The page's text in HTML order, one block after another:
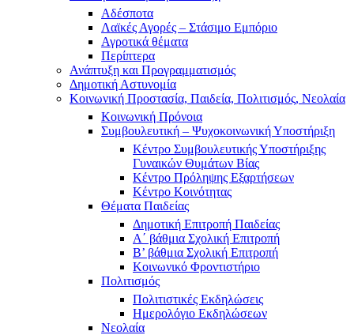
Αδέσποτα
Λαϊκές Αγορές – Στάσιμο Εμπόριο
Αγροτικά θέματα
Περίπτερα
Ανάπτυξη και Προγραμματισμός
Δημοτική Αστυνομία
Κοινωνική Προστασία, Παιδεία, Πολιτισμός, Νεολαία
Κοινωνική Πρόνοια
Συμβουλευτική – Ψυχοκοινωνική Υποστήριξη
Κέντρο Συμβουλευτικής Υποστήριξης
Γυναικών Θυμάτων Βίας
Κέντρο Πρόληψης Εξαρτήσεων
Κέντρο Κοινότητας
Θέματα Παιδείας
Δημοτική Επιτροπή Παιδείας
Α΄ βάθμια Σχολική Επιτροπή
B’ βάθμια Σχολική Επιτροπή
Κοινωνικό Φροντιστήριο
Πολιτισμός
Πολιτιστικές Εκδηλώσεις
Ημερολόγιο Εκδηλώσεων
Νεολαία